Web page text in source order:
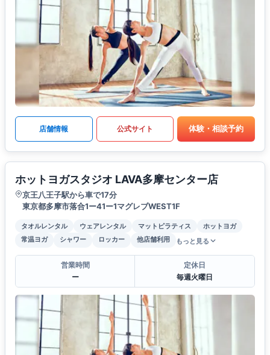
店舗情報 公式サイト 体験・相談予約
ホットヨガスタジオ LAVA多摩センター店
京王八王子駅から車で17分
東京都多摩市落合1ー41ー1マグレブWEST1F
タオルレンタル ウェアレンタル マットピラティス
ホットヨガ
常温ヨガ
シャワー ロッカー 他店舗利用 もっと見る
営業時間
ー
定休日
毎週火曜日